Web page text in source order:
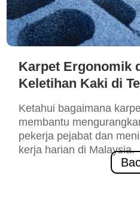
Karpet Ergonomik
Keletihan Kaki di
Ketahui bagaimana
membantu
pekerja pejabat dan
kerja harian di Malaysia.